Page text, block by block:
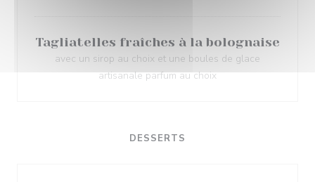
Tagliatelles fraîches à la bolognaise
avec un sirop au choix et une boules de glace
artisanale parfum au choix
DESSERTS